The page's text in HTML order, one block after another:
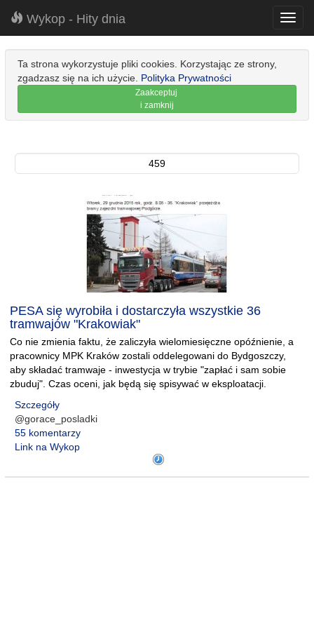
Wykop - Hity dnia
Ta strona wykorzystuje pliki cookies. Korzystając ze strony,
zgadzasz się na ich użycie. Polityka Prywatności
Zaakceptuj
i zamknij
459
PESA się wyrobiła i dostarczyła wszystkie 36
tramwajów "Krakowiak"
Co nie zmienia faktu, że zaliczyła wielomiesięczne opóźnienie, a
pracownicy MPK Kraków zostali oddelegowani do Bydgoszczy,
aby składać tramwaje - inwestycja w trybie "zapłać i sam sobie
zbuduj". Czas oceni, jak będą się spisywać w eksploatacji.
Szczegóły
@gorace_posladki
55 komentarzy
Link na Wykop